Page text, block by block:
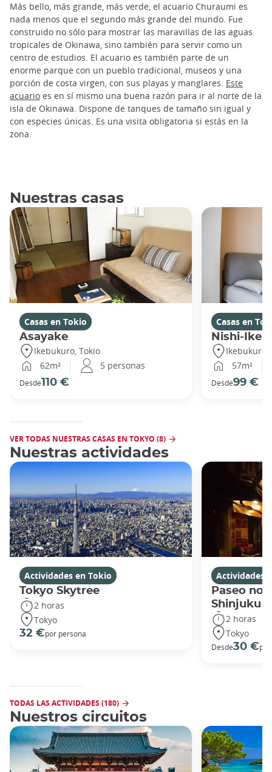
Más bello, más grande, más verde, el acuario Churaumi es
nada menos que el segundo más grande del mundo. Fue
construido no sólo para mostrar las maravillas de las aguas
tropicales de Okinawa, sino también para servir como un
centro de estudios. El acuario es también parte de un
enorme parque con un pueblo tradicional, museos y una
porción de costa virgen, con sus playas y manglares. Este
acuario es en sí mismo una buena razón para ir al norte de la
isla de Okinawa. Dispone de tanques de tamaño sin igual y
con especies únicas. Es una visita obligatoria si estás en la
zona.
Nuestras casas
Casas en Tokio
Asayake
Ikebukuro, Tokio
62m²
5 personas
Desde110 €
Casas en
Nishi-
Ikebukuro,
57m²
Desde99 €
VER TODAS NUESTRAS CASAS EN TOKYO (8)
Nuestras actividades
Actividades en Tokio
Tokyo Skytree
2 horas
Tokyo
32 €por persona
Actividades
Paseo
Shinjuku
2 horas
Tokyo
Desde30 €
TODAS LAS ACTIVIDADES (180)
Nuestros circuitos